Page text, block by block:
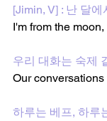
[Jimin, V] : 난 달에
I'm from the
우리 대화는 숙제
Our
하루는 베프, 하루